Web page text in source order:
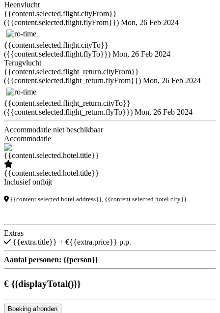
Heenvlucht
{{content.selected.flight.cityFrom}}
({{content.selected.flight.flyFrom}}) Mon, 26 Feb 2024
{{content.selected.flight.cityTo}}
({{content.selected.flight.flyTo}}) Mon, 26 Feb 2024
Terugvlucht
{{content.selected.flight_return.cityFrom}}
({{content.selected.flight_return.flyFrom}}) Mon, 26 Feb 2024
{{content.selected.flight_return.cityTo}}
({{content.selected.flight_return.flyTo}}) Mon, 26 Feb 2024
Accommodatie niet beschikbaar
Accommodatie
{{content.selected.hotel.title}}
Inclusief ontbijt
{{content.selected.hotel.address}}, {{content.selected.hotel.city}}
Extras
{{extra.title}} + €{{extra.price}} p.p.
Aantal personen: {{person}}
€ {{displayTotal()}}
Boeking afronden